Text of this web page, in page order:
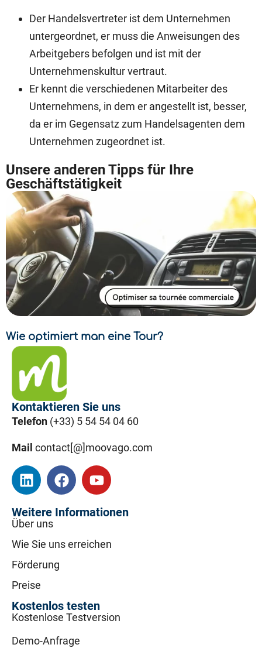
Der Handelsvertreter ist dem Unternehmen
untergeordnet, er muss die Anweisungen des
Arbeitgebers befolgen und ist mit der
Unternehmenskultur vertraut.
Er kennt die verschiedenen Mitarbeiter des
Unternehmens, in dem er angestellt ist, besser,
da er im Gegensatz zum Handelsagenten dem
Unternehmen zugeordnet ist.
Unsere anderen Tipps für Ihre
Geschäftstätigkeit
Wie optimiert man eine Tour?
Kontaktieren Sie uns
Telefon (+33) 5 54 54 04 60
Mail contact[@]moovago.com
Weitere Informationen
Über uns
Wie Sie uns erreichen
Förderung
Preise
Kostenlos testen
Kostenlose Testversion
Demo-Anfrage